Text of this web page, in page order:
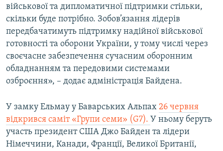
військової та дипломатичної підтримки стільки,
скільки буде потрібно. Зобов’язання лідерів
передбачатимуть підтримку надійної військової
готовності та оборони України, у тому числі через
своєчасне забезпечення сучасним оборонним
обладнанням та передовими системами
озброєння», – додає адміністрація Байдена.
У замку Ельмау у Баварських Альпах 26 червня
відкрився саміт «Групи семи» (G7). У ньому беруть
участь президент США Джо Байден та лідери
Німеччини, Канади, Франції, Великої Британії,